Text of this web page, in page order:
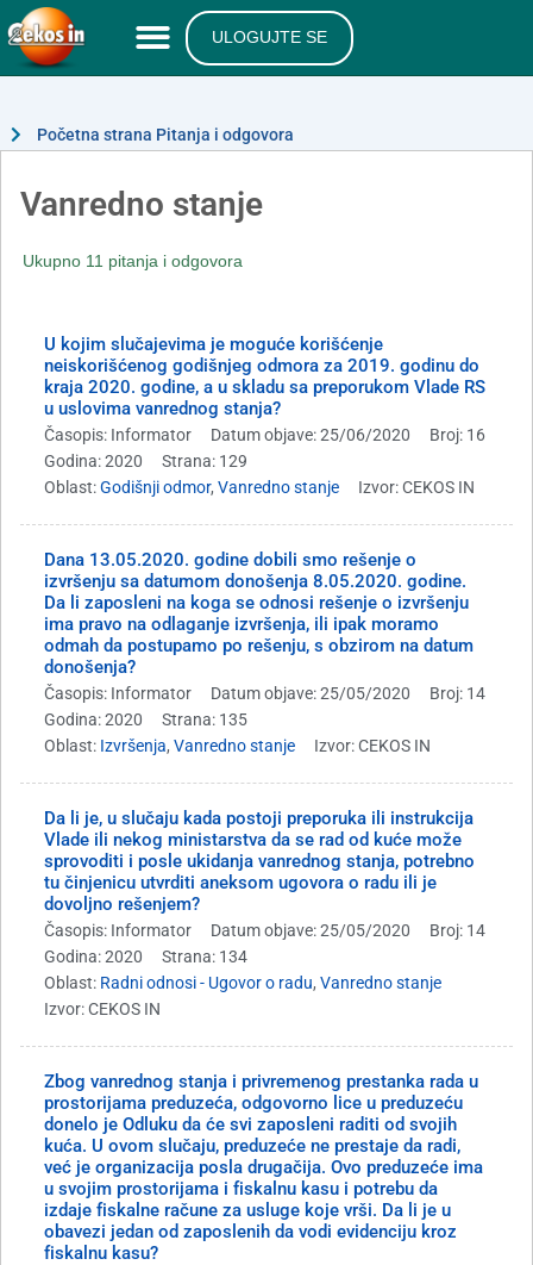
ULOGUJTE SE
Početna strana Pitanja i odgovora
Vanredno stanje
Ukupno 11 pitanja i odgovora
U kojim slučajevima je moguće korišćenje
neiskorišćenog godišnjeg odmora za 2019. godinu do
kraja 2020. godine, a u skladu sa preporukom Vlade RS
u uslovima vanrednog stanja?
Časopis: Informator Datum objave: 25/06/2020
Broj: 16
Godina: 2020
Strana: 129
Oblast:Godišnji odmor, Vanredno stanje Izvor: CEKOS IN
Dana 13.05.2020. godine dobili smo rešenje o
izvršenju sa datumom donošenja 8.05.2020. godine.
Da li zaposleni na koga se odnosi rešenje o izvršenju
ima pravo na odlaganje izvršenja, ili ipak moramo
odmah da postupamo po rešenju, s obzirom na datum
donošenja?
Časopis: Informator Datum objave: 25/05/2020
Broj: 14
Godina: 2020
Strana: 135
Oblast: Izvršenja, Vanredno stanje Izvor: CEKOS IN
Da li je, u slučaju kada postoji preporuka ili instrukcija
Vlade ili nekog ministarstva da se rad od kuće može
sprovoditi i posle ukidanja vanrednog stanja, potrebno
tu činjenicu utvrditi aneksom ugovora o radu ili je
dovoljno rešenjem?
Časopis: Informator Datum objave: 25/05/2020
Broj: 14
Godina: 2020
Strana: 134
Oblast: Radni odnosi - Ugovor o radu, Vanredno stanje
Izvor: CEKOS IN
Zbog vanrednog stanja i privremenog prestanka rada u
prostorijama preduzeća, odgovorno lice u preduzeću
donelo je Odluku da će svi zaposleni raditi od svojih
kuća. U ovom slučaju, preduzeće ne prestaje da radi,
već je organizacija posla drugačija. Ovo preduzeće ima
u svojim prostorijama i fiskalnu kasu i potrebu da
izdaje fiskalne račune za usluge koje vrši. Da li je u
obavezi jedan od zaposlenih da vodi evidenciju kroz
fiskalnu kasu?